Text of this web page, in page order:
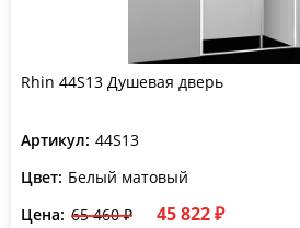
Rhin 44S13 Душевая дверь
Артикул: 44S13
Цвет: Белый матовый
Цена: 65 460 ₽ 45 822 ₽